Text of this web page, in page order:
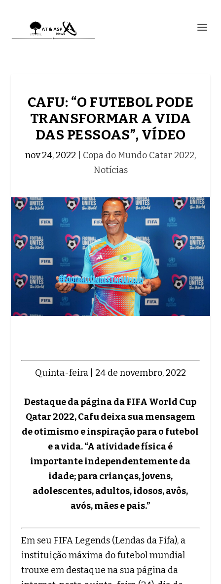
CAFU: “O FUTEBOL PODE
TRANSFORMAR A VIDA
DAS PESSOAS”, VÍDEO
nov 24, 2022 Copa do Mundo Catar 2022,
Notícias
Quinta-feira | 24 de novembro, 2022
Destaque da página da FIFA World Cup
Qatar 2022, Cafu deixa sua mensagem
de otimismo e inspiração para o futebol
e a vida. “A atividade física é
importante independentemente da
idade; para crianças, jovens,
adolescentes, adultos, idosos, avôs,
avós, mães e pais.”
Em seu FIFA Legends (Lendas da Fifa), a
instituição máxima do futebol mundial
trouxe em destaque na sua página da